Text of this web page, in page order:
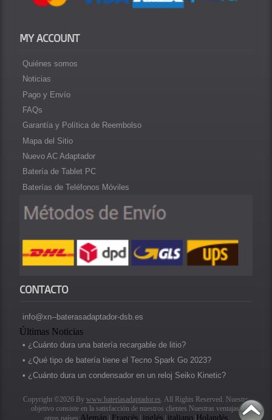
MY ACCOUNT
Quiénes somos
Noticias
Pago y Envío
FAQs
Garantía y Política de Reembolso
Mapa del Sitio
Nuevo AC Adaptador
Batería de Tablet PC
Baterías de Teléfonos Móviles
CONTACTO
info@xn--baterasadaptador-dsb.es
Últimas Noticias
• ¿Cuánto dura una batería recargable de litio?
• ¿Qué tipo de batería tiene el Tecno Spark Go 2023?
• ¿Cuánto dura un condensador en un reloj Seiko Kinetic?
Copyright ©2026 By www.bateríasadaptador.es . All Rights Reserved. Nuestro
objetivo consiste en la satisfacción de nuestros clientes Nuestras ventajas.
otros países:Alemán | Francés | inglés | italiano |Holandés